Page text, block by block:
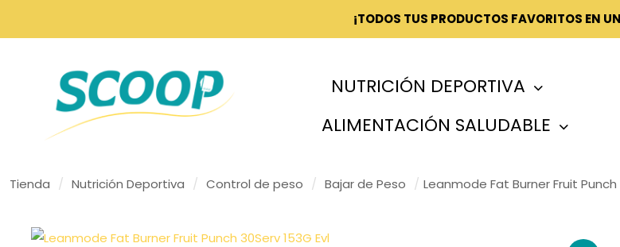
¡TODOS TUS PRODUCTOS FAVORITOS EN
NUTRICIÓN DEPORTIVA
ALIMENTACIÓN SALUDABLE
Tienda / Nutrición Deportiva / Control de peso / Bajar de Peso / Leanmode Fat Burner Fruit Punch